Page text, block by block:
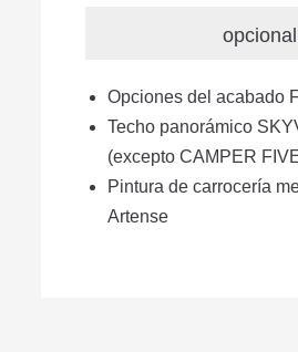
opcional
Opciones del acabado
Techo panorámico
(excepto CAMPER
Pintura de carrocería
Artense